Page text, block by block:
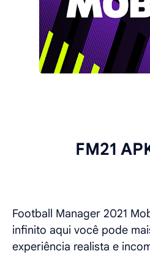
FM21
Football Manager 2021
infinito aqui você pode
experiência realista e